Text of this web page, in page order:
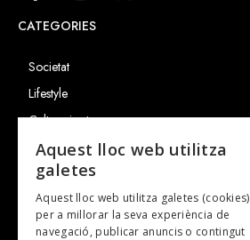
CATEGORIES
Societat
Lifestyle
Cultura i art
Entrevistes
Gastronomia
TV
Plans per fer
Aquest lloc web utilitza
galetes
Aquest lloc web utilitza galetes (cookies)
per a millorar la seva experiència de
navegació, publicar anuncis o contingut